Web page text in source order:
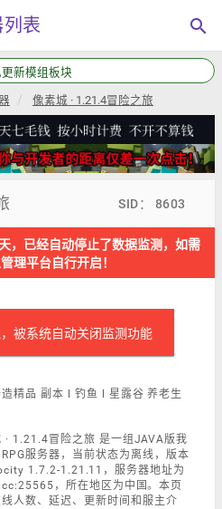
表 search
新模组板块
像素城 · 1.21.4冒险之旅
SID： 8603
，已经自动停止了数据监测，如需
理平台自行开启！
被系统自动关闭监测功能
造精品 副本 l 钓鱼 l 星露谷 养老生
· 1.21.4冒险之旅 是一组JAVA版我
服务器，当前状态为离线，版本
1.7.2-1.21.11，服务器地址为
，所在地区为中国。本页
人数、延迟、更新时间和服主介